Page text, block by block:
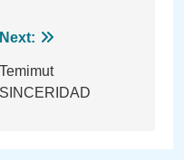
Next:
Temimut
SINCERIDAD